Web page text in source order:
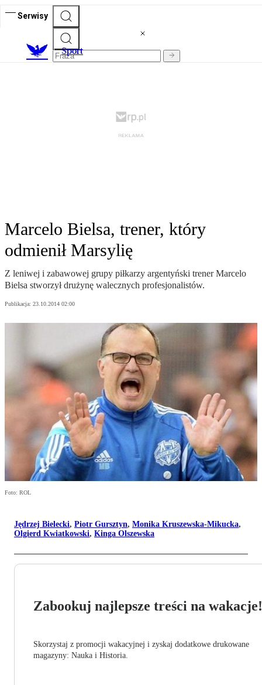
Serwisy
Sport
Marcelo Bielsa, trener, który
odmienił Marsylię
Z leniwej i zabawowej grupy piłkarzy argentyński trener Marcelo
Bielsa stworzył drużynę walecznych profesjonalistów.
Publikacja: 23.10.2014 02:00
Foto: ROL
Jędrzej Bielecki, Piotr Gursztyn, Monika Kruszewska-Mikucka,
Olgierd Kwiatkowski, Kinga Olszewska
Zabookuj najlepsze treści na wakacje!
Skorzystaj z promocji wakacyjnej i zyskaj dodatkowe drukowane
magazyny: Nauka i Historia.